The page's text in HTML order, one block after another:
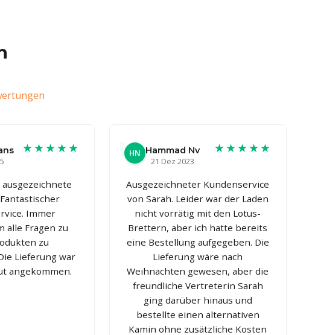
★★★★★
Immer
alle Fragen zu
zu
Lieferung war
angekommen.
HN Hammad Nv
21 Dez 2023
★★★★★
Ausgezeichneter Kundenservice
von Sarah. Leider war der Laden
nicht vorrätig mit den Lotus-
Brettern, aber ich hatte bereits
eine Bestellung aufgegeben. Die
Lieferung wäre nach
Weihnachten gewesen, aber die
freundliche Vertreterin Sarah
ging darüber hinaus und
bestellte einen alternativen
Kamin ohne zusätzliche Kosten